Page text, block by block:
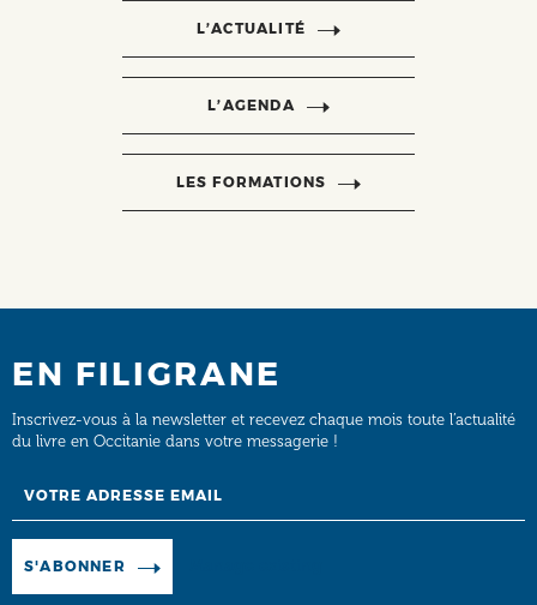
L’ACTUALITÉ
L’AGENDA
LES FORMATIONS
EN FILIGRANE
Inscrivez-vous à la newsletter et recevez chaque mois toute l’actualité
du livre en Occitanie dans votre messagerie !
S'ABONNER